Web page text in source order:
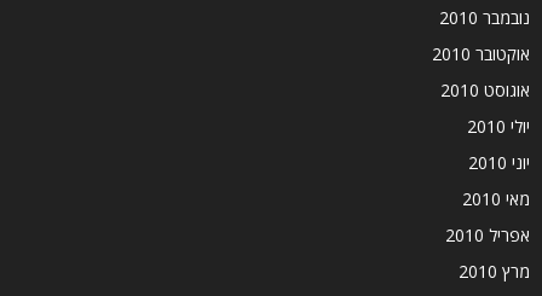
נובמבר 2010
אוקטובר 2010
אוגוסט 2010
יולי 2010
יוני 2010
מאי 2010
אפריל 2010
מרץ 2010